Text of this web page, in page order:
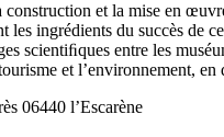
construction et la mise en
les ingrédients du succès de
scientiﬁques entre les
et l’environnement,
06440 l’Escarène